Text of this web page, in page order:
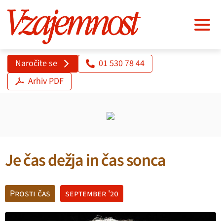
Naročite se
01 530 78 44
Arhiv PDF
Je čas dežja in čas sonca
Prosti čas september '20